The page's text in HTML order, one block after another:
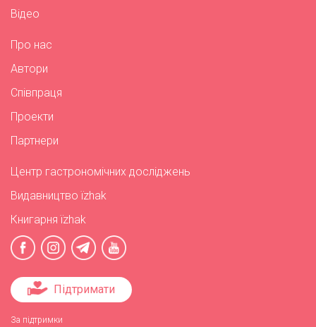
Відео
Про нас
Автори
Співпраця
Проекти
Партнери
Центр гастрономічних досліджень
Видавництво їzhak
Книгарня їzhak
Підтримати
За підтримки